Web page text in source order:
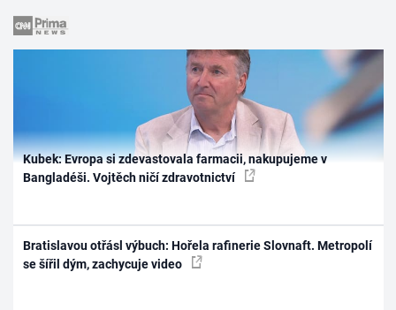
Kubek: Evropa si zdevastovala farmacii, nakupujeme v
Bangladéši. Vojtěch ničí zdravotnictví
Bratislavou otřásl výbuch: Hořela rafinerie Slovnaft. Metropolí
se šířil dým, zachycuje video